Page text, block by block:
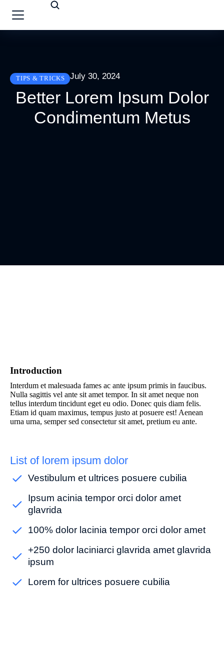
TIPS & TRICKS July 30, 2024
Better Lorem Ipsum Dolor
Condimentum Metus
Introduction
Interdum et malesuada fames ac ante ipsum primis in faucibus.
Nulla sagittis vel ante sit amet tempor. In sit amet neque non
tellus interdum tincidunt eget eu odio. Donec quis diam felis.
Etiam id quam maximus, tempus justo at posuere est! Aenean
urna urna, semper sed consectetur sit amet, pretium eu ante.
List of lorem ipsum dolor
Vestibulum et ultrices posuere cubilia
Ipsum acinia tempor orci dolor amet
glavrida
100% dolor lacinia tempor orci dolor amet
+250 dolor laciniarci glavrida amet glavrida
ipsum
Lorem for ultrices posuere cubilia